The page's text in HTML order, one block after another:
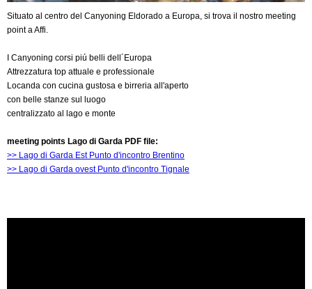
Situato al centro del Canyoning Eldorado a Europa, si trova il nostro meeting
point a Affi.
I Canyoning corsi piú belli dell´Europa
Attrezzatura top attuale e professionale
Locanda con cucina gustosa e birreria all'aperto
con belle stanze sul luogo
centralizzato al lago e monte
meeting points Lago di Garda PDF file:
>> Lago di Garda Est Punto d'incontro Brentino
>> Lago di Garda ovest Punto d'incontro Tignale